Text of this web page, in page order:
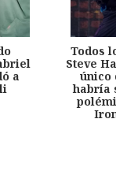
a
Todos
Steve
único
habría